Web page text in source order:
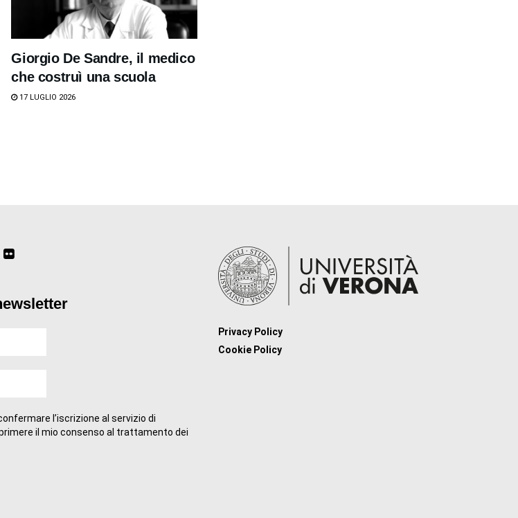
Giorgio De Sandre, il medico
che costruì una scuola
17 LUGLIO 2026
l’iscrizione al servizio di
il mio consenso al trattamento dei
Privacy Policy
Cookie Policy